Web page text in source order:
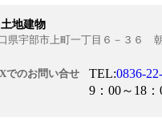
土地建物
県宇部市上町一丁目６－３６
でのお問い合せ
TEL:0836-
9：00～18：